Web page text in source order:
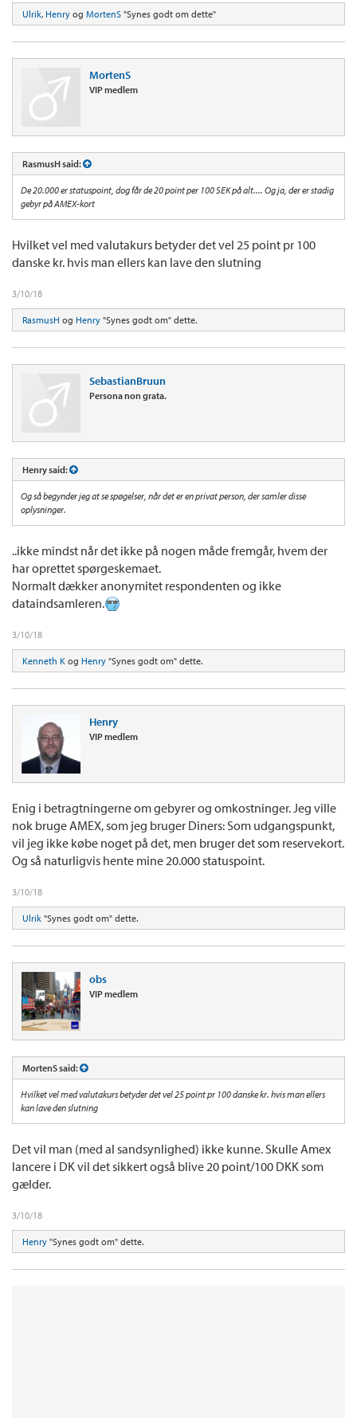
Ulrik, Henry og MortenS "Synes godt om dette"
MortenS
VIP medlem
RasmusH said:
De 20.000 er statuspoint, dog får de 20 point per 100 SEK på alt.... Og ja, der er stadig
gebyr på AMEX-kort
Hvilket vel med valutakurs betyder det vel 25 point pr 100
danske kr. hvis man ellers kan lave den slutning
3/10/18
RasmusH og Henry "Synes godt om" dette.
SebastianBruun
Persona non grata.
Henry said:
Og så begynder jeg at se spøgelser, når det er en privat person, der samler disse
oplysninger.
..ikke mindst når det ikke på nogen måde fremgår, hvem der
har oprettet spørgeskemaet.
Normalt dækker anonymitet respondenten og ikke
dataindsamleren.
3/10/18
Kenneth K og Henry "Synes godt om" dette.
Henry
VIP medlem
Enig i betragtningerne om gebyrer og omkostninger. Jeg ville
nok bruge AMEX, som jeg bruger Diners: Som udgangspunkt,
vil jeg ikke købe noget på det, men bruger det som reservekort.
Og så naturligvis hente mine 20.000 statuspoint.
3/10/18
Ulrik "Synes godt om" dette.
obs
VIP medlem
MortenS said:
Hvilket vel med valutakurs betyder det vel 25 point pr 100 danske kr. hvis man ellers
kan lave den slutning
Det vil man (med al sandsynlighed) ikke kunne. Skulle Amex
lancere i DK vil det sikkert også blive 20 point/100 DKK som
gælder.
3/10/18
Henry "Synes godt om" dette.